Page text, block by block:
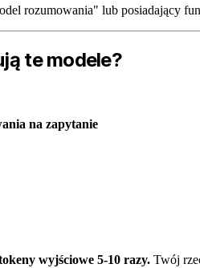
rozumowania" lub posiadający
te modele?
na zapytanie
wyjściowe 5-10 razy. Twój